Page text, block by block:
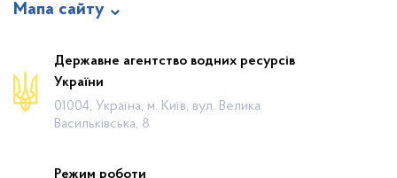
Мапа сайту
Про відомство
Діяльність
Громадянам
Державне агентство водних ресурсів
України
01004, Україна, м. Київ, вул. Велика
Васильківська, 8
Режим роботи